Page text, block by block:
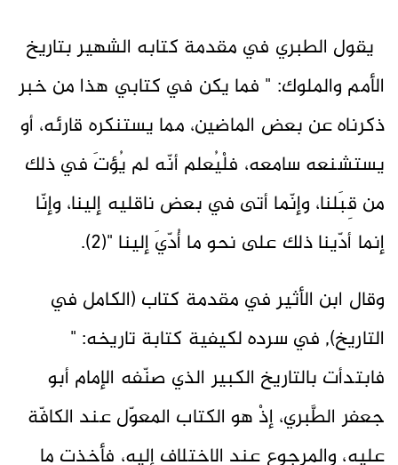
يقول الطبري في مقدمة كتابه الشهير بتاريخ
الأمم والملوك: " فما يكن في كتابي هذا من خبر
ذكرناه عن بعض الماضين، مما يستنكره قارئه، أو
يستشنعه سامعه، فلْيُعلم أنّه لم يُؤتَ في ذلك
من قِبَلنا، وإنّما أتى في بعض ناقليه إلينا، وإنّا
إنما أدّينا ذلك على نحو ما أُدّيَ إلينا "(2).
وقال ابن الأثير في مقدمة كتاب (الكامل في
التاريخ), في سرده لكيفية كتابة تاريخه: "
فابتدأت بالتاريخ الكبير الذي صنّفه الإمام أبو
جعفر الطَّبري، إذْ هو الكتاب المعوّل عند الكافّة
عليه، والمرجوع عند الاختلاف إليه، فأخذت ما